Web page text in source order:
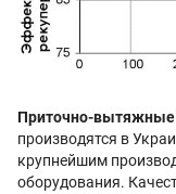
Приточно-вытяжные
производятся в
крупнейшим
оборудования.